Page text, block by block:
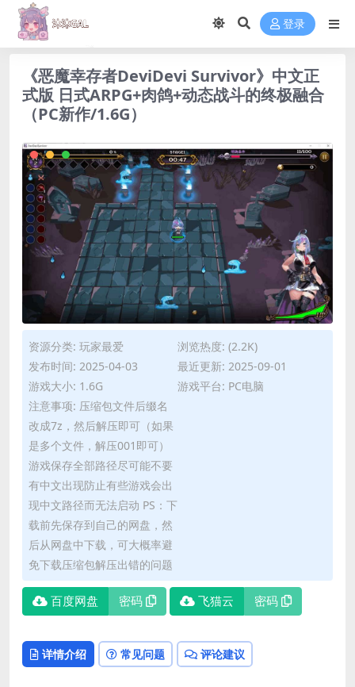
登录
《恶魔幸存者DeviDevi Survivor》中文正
式版 日式ARPG+肉鸽+动态战斗的终极融合
（PC新作/1.6G）
资源分类: 玩家最爱
浏览热度: (2.2K)
发布时间: 2025-04-03
最近更新: 2025-09-01
游戏大小: 1.6G
游戏平台: PC电脑
注意事项: 压缩包文件后缀名
改成7z，然后解压即可（如果
是多个文件，解压001即可）
游戏保存全部路径尽可能不要
有中文出现防止有些游戏会出
现中文路径而无法启动 PS：下
载前先保存到自己的网盘，然
后从网盘中下载，可大概率避
免下载压缩包解压出错的问题
百度网盘 密码 飞猫云 密码
详情介绍 常见问题 评论建议